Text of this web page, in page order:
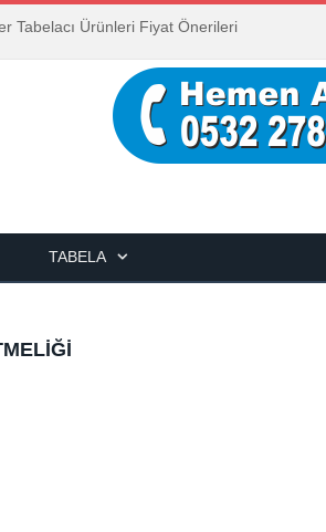
Tabelacı Ürünleri Fiyat Önerileri
TABELA